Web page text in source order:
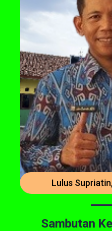
Sambutan
Lulus